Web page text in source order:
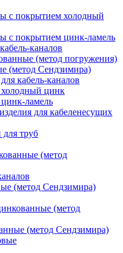
с покрытием холодный
с покрытием цинк-ламель
каналов
(метод погружения)
(метод Сендзимира)
кабель-каналов
цинк
ламель
для кабеленесущих
труб
(метод
(метод Сендзимира)
(метод
(метод Сендзимира)